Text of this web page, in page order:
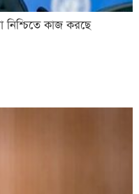
নিশ্চিতে কাজ করছে